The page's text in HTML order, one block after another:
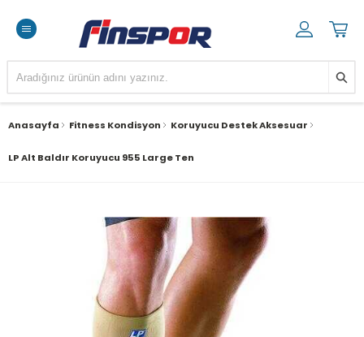
Anasayfa Fitness Kondisyon Koruyucu Destek Aksesuar
LP Alt Baldır Koruyucu 955 Large Ten